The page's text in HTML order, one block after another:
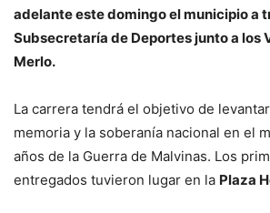
adelante este domingo el municipio a
Subsecretaría de Deportes junto a los
Merlo.
La carrera tendrá el objetivo de
memoria y la soberanía nacional en el
años de la Guerra de Malvinas. Los
entregados tuvieron lugar en la Plaza